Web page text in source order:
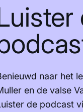
naar het
en de valse
de podcast